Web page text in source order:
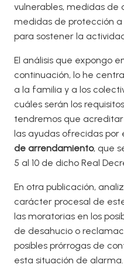
vulnerables, medidas de
medidas de protección
para sostener la
El análisis que expongo
continuación, lo he
a la familia y a los
cuáles serán los
tendremos que
las ayudas ofrecidas por
de arrendamiento, que
5 al 10 de dicho Real
En otra publicación,
carácter procesal de
las moratorias en los
de desahucio o
posibles prórrogas de
esta situación de alarma.